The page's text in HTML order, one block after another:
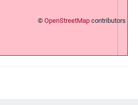
© OpenStreetMap contributors